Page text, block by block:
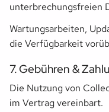
unterbrechungsfreien
Wartungsarbeiten,
die Verfügbarkeit
7. Gebühren &
Die Nutzung von
im Vertrag vereinbart.